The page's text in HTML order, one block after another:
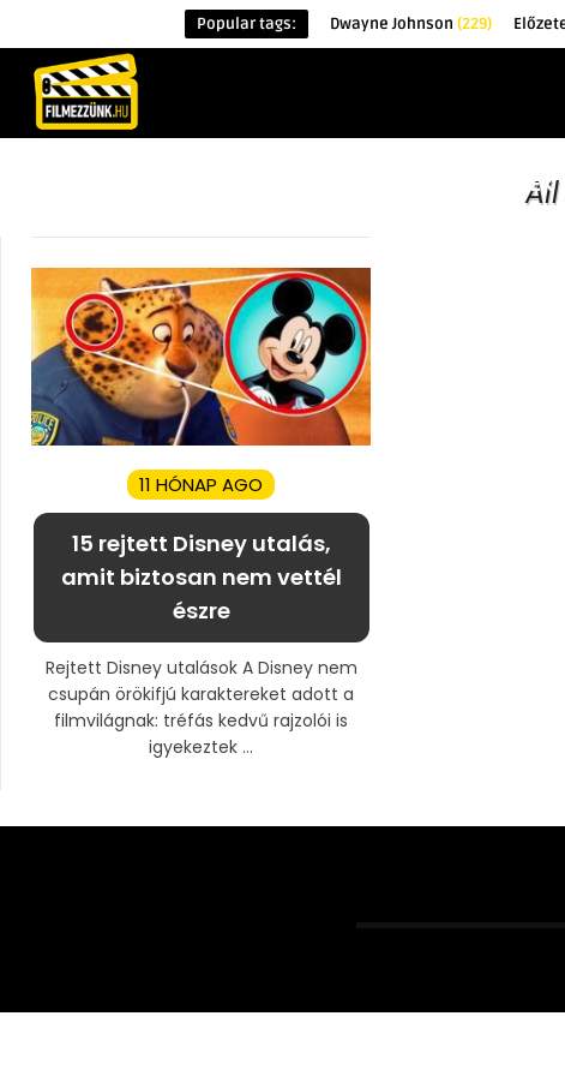
Popular tags: Dwayne Johnson (229)
ÉRDEKESSÉGEK
11 HÓNAP AGO
15 rejtett Disney utalás,
amit biztosan nem vettél
észre
Rejtett Disney utalások A Disney nem
csupán örökifjú karaktereket adott a
filmvilágnak: tréfás kedvű rajzolói is
igyekeztek ...